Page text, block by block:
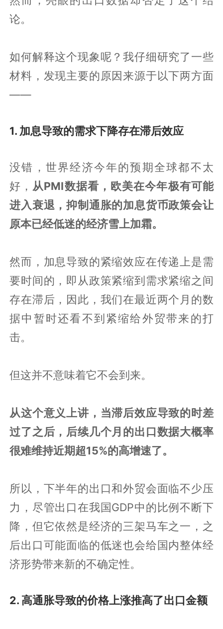
论。
如何解释这个现象呢？我仔细研究了一些
材料，发现主要的原因来源于以下两方面
——
1. 加息导致的需求下降存在滞后效应
没错，世界经济今年的预期全球都不太
好， 从PMI数据看，欧美在今年极有可能
进入衰退，抑制通胀的加息货币政策会让
原本已经低迷的经济雪上加霜。
然而，加息导致的紧缩效应在传递上是需
要时间的，即从政策紧缩到需求紧缩之间
存在滞后，因此，我们在最近两个月的数
据中暂时还看不到紧缩给外贸带来的打
击。
但这并不意味着它不会到来。
从这个意义上讲，当滞后效应导致的时差
过了之后，后续几个月的出口数据大概率
很难维持近期超15%的高增速了。
所以，下半年的出口和外贸会面临不少压
力，尽管出口在我国GDP中的比例不断下
降，但它依然是经济的三架马车之一，之
后出口可能面临的低迷也会给国内整体经
济形势带来新的不确定性。
2. 高通胀导致的价格上涨推高了出口金额